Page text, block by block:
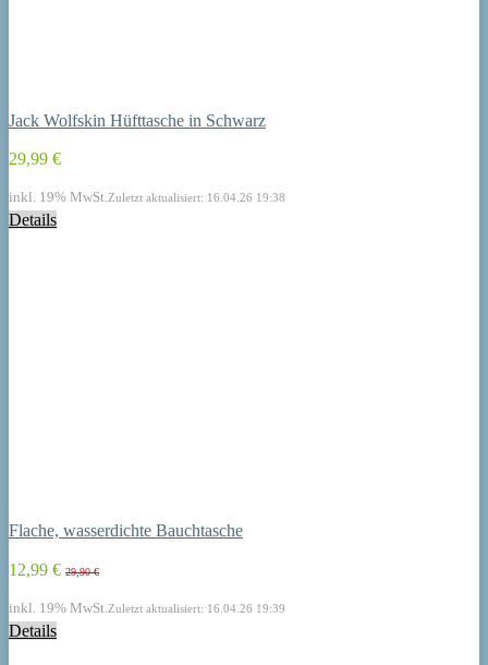
Jack Wolfskin Hüfttasche in Schwarz
29,99 €
inkl. 19% MwSt. Zuletzt aktualisiert: 16.04.26 19:38
Details
Flache, wasserdichte Bauchtasche
12,99 € 29,90 €
inkl. 19% MwSt. Zuletzt aktualisiert: 16.04.26 19:39
Details